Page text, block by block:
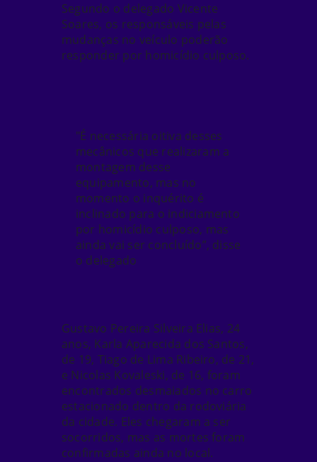
Segundo o delegado Vicente
Soares, os responsáveis pelas
mudanças no veículo poderão
responder por homicídio culposo.
"É necessária oitiva desses
mecânicos que realizaram a
montagem desse
equipamento, mas no
momento o inquérito é
inclinado para o indiciamento
por homicídio culposo, mas
ainda vai ser concluído”, disse
o delegado
Gustavo Pereira Silveira Elias, 24
anos, Karla Aparecida dos Santos,
de 19, Tiago de Lima Ribeiro, de 21,
e Nicolas Kovaleski, de 16, foram
encontrados desmaiados no carro
estacionado dentro da rodoviária
da cidade. Eles chegaram a ser
socorridos, mas as mortes foram
confirmadas ainda no local.